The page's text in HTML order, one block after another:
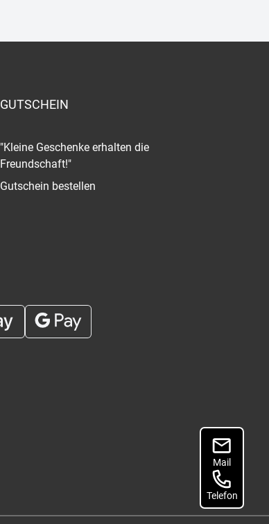
GUTSCHEIN
"Kleine Geschenke erhalten die
Freundschaft!"
Gutschein bestellen
Mail
Telefon